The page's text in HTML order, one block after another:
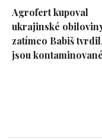
Agrofert kupoval
ukrajinské
zatímco Babiš
jsou kontaminované